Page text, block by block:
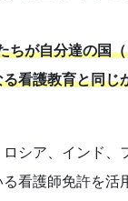
ちが自分達の国
看護教育と同じ
シア、インド
看護師免許を活